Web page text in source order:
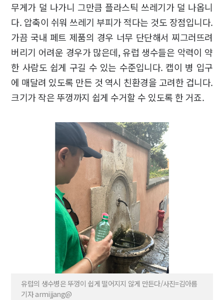
무게가 덜 나가니 그만큼 플라스틱 쓰레기가 덜 나옵니
다. 압축이 쉬워 쓰레기 부피가 적다는 것도 장점입니다.
가끔 국내 페트 제품의 경우 너무 단단해서 찌그러뜨려
버리기 어려운 경우가 많은데, 유럽 생수들은 악력이 약
한 사람도 쉽게 구길 수 있는 수준입니다. 캡이 병 입구
에 매달려 있도록 만든 것 역시 친환경을 고려한 겁니다.
크기가 작은 뚜껑까지 쉽게 수거할 수 있도록 한 거죠.
유럽의 생수병은 뚜껑이 쉽게 떨어지지 않게 만든다/사진=김아름
기자 armijjang@